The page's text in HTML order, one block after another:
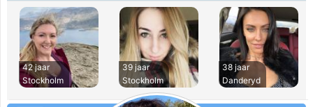
42 jaar
Stockholm
39 jaar
Stockholm
38 jaar
Danderyd